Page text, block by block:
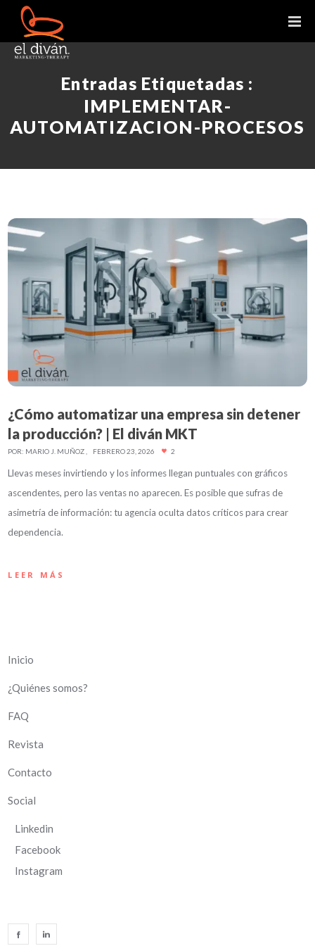
Entradas Etiquetadas :
IMPLEMENTAR-
AUTOMATIZACION-PROCESOS
¿Cómo automatizar una empresa sin detener
la producción? | El diván MKT
POR: MARIO J. MUÑOZ FEBRERO 23, 2026 2
Llevas meses invirtiendo y los informes llegan puntuales con gráficos
ascendentes, pero las ventas no aparecen. Es posible que sufras de
asimetría de información: tu agencia oculta datos críticos para crear
dependencia.
LEER MÁS
Inicio
¿Quiénes somos?
FAQ
Revista
Contacto
Social
Linkedin
Facebook
Instagram